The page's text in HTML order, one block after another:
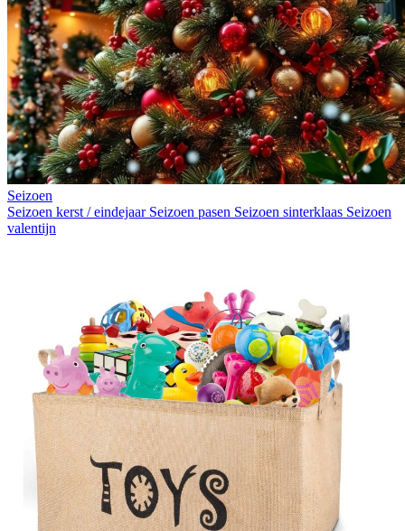
Seizoen
Seizoen kerst / eindejaar Seizoen pasen Seizoen sinterklaas Seizoen
valentijn